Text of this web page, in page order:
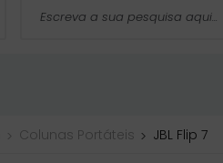
Colunas Portáteis JBL Flip 7